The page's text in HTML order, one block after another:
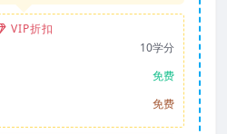
VIP折扣
10学分
免费
免费